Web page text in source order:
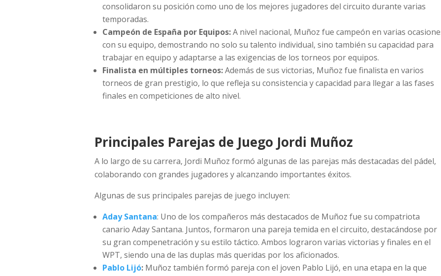
consolidaron su posición como uno de los mejores jugadores del circuito durante varias
temporadas.
Campeón de España por Equipos:A nivel nacional, Muñoz fue campeón en varias
con su equipo, demostrando no solo su talento individual, sino también su capacidad para
trabajar en equipo y adaptarse a las exigencias de los torneos por equipos.
Finalista en múltiples torneos:Además de sus victorias, Muñoz fue finalista en varios
torneos de gran prestigio, lo que refleja su consistencia y capacidad para llegar a las fases
finales en competiciones de alto nivel.
Principales Parejas de Juego Jordi Muñoz
A lo largo de su carrera, Jordi Muñoz formó algunas de las parejas más destacadas del pádel,
colaborando con grandes jugadores y alcanzando importantes éxitos.
Algunas de sus principales parejas de juego incluyen:
Aday Santana: Uno de los compañeros más destacados de Muñoz fue su compatriota
canario Aday Santana. Juntos, formaron una pareja temida en el circuito, destacándose por
su gran compenetración y su estilo táctico. Ambos lograron varias victorias y finales en el
WPT, siendo una de las duplas más queridas por los aficionados.
Pablo Lijó: Muñoz también formó pareja con el joven Pablo Lijó, en una etapa en la que